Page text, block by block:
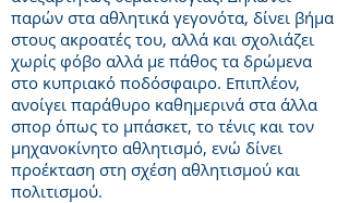
παρών στα αθλητικά γεγονότα, δίνει βήμα
στους ακροατές του, αλλά και σχολιάζει
χωρίς φόβο αλλά με πάθος τα δρώμενα
στο κυπριακό ποδόσφαιρο. Επιπλέον,
ανοίγει παράθυρο καθημερινά στα άλλα
σπορ όπως το μπάσκετ, το τένις και τον
μηχανοκίνητο αθλητισμό, ενώ δίνει
προέκταση στη σχέση αθλητισμού και
πολιτισμού.